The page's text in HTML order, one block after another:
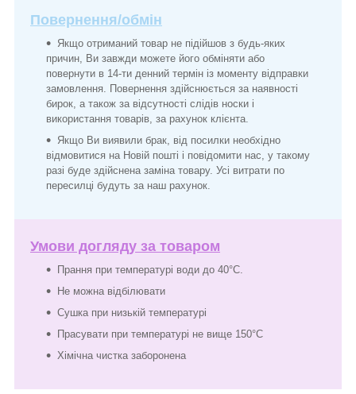
Повернення/обмін
Якщо отриманий товар не підійшов з будь-яких
причин, Ви завжди можете його обміняти або
повернути в 14-ти денний термін із моменту відправки
замовлення. Повернення здійснюється за наявності
бирок, а також за відсутності слідів носки і
використання товарів, за рахунок клієнта.
Якщо Ви виявили брак, від посилки необхідно
відмовитися на Новій пошті і повідомити нас, у такому
разі буде здійснена заміна товару. Усі витрати по
пересилці будуть за наш рахунок.
Умови догляду за товаром
Прання при температурі води до 40°C.
Не можна відбілювати
Сушка при низькій температурі
Прасувати при температурі не вище 150°C
Хімічна чистка заборонена